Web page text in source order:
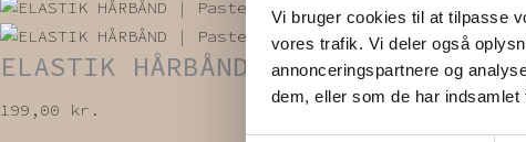
Vi bruger cookies til at tilpasse
vores trafik. Vi deler også
annonceringspartnere og
dem, eller som de har
ELASTIK HÅRBÅND | Pastel
199,00 kr.